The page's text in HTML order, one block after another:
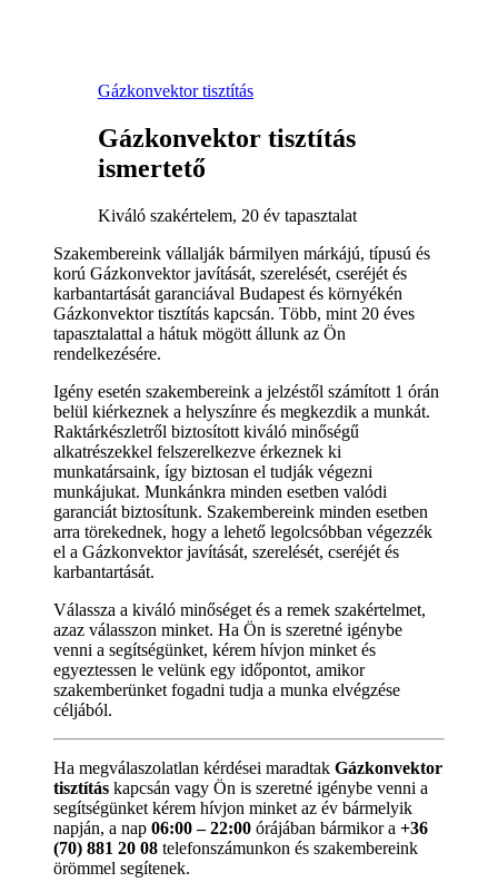
Gázkonvektor tisztítás
Gázkonvektor tisztítás
ismertető
Kiváló szakértelem, 20 év tapasztalat
Szakembereink vállalják bármilyen márkájú, típusú és
korú Gázkonvektor javítását, szerelését, cseréjét és
karbantartását garanciával Budapest és környékén
Gázkonvektor tisztítás kapcsán. Több, mint 20 éves
tapasztalattal a hátuk mögött állunk az Ön
rendelkezésére.
Igény esetén szakembereink a jelzéstől számított 1 órán
belül kiérkeznek a helyszínre és megkezdik a munkát.
Raktárkészletről biztosított kiváló minőségű
alkatrészekkel felszerelkezve érkeznek ki
munkatársaink, így biztosan el tudják végezni
munkájukat. Munkánkra minden esetben valódi
garanciát biztosítunk. Szakembereink minden esetben
arra törekednek, hogy a lehető legolcsóbban végezzék
el a Gázkonvektor javítását, szerelését, cseréjét és
karbantartását.
Válassza a kiváló minőséget és a remek szakértelmet,
azaz válasszon minket. Ha Ön is szeretné igénybe
venni a segítségünket, kérem hívjon minket és
egyeztessen le velünk egy időpontot, amikor
szakemberünket fogadni tudja a munka elvégzése
céljából.
Ha megválaszolatlan kérdései maradtak Gázkonvektor
tisztítás kapcsán vagy Ön is szeretné igénybe venni a
segítségünket kérem hívjon minket az év bármelyik
napján, a nap 06:00 – 22:00 órájában bármikor a +36
(70) 881 20 08 telefonszámunkon és szakembereink
örömmel segítenek.